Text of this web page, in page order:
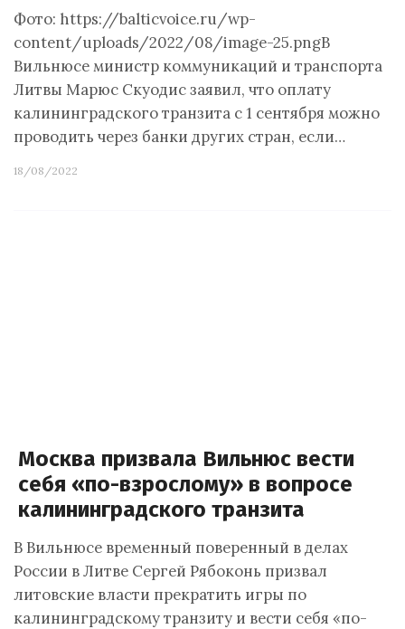
Фото: https://balticvoice.ru/wp-
content/uploads/2022/08/image-25.pngВ
Вильнюсе министр коммуникаций и транспорта
Литвы Марюс Скуодис заявил, что оплату
калининградского транзита с 1 сентября можно
проводить через банки других стран, если…
18/08/2022
Москва призвала Вильнюс вести
себя «по-взрослому» в вопросе
калининградского транзита
В Вильнюсе временный поверенный в делах
России в Литве Сергей Рябоконь призвал
литовские власти прекратить игры по
калининградскому транзиту и вести себя «по-